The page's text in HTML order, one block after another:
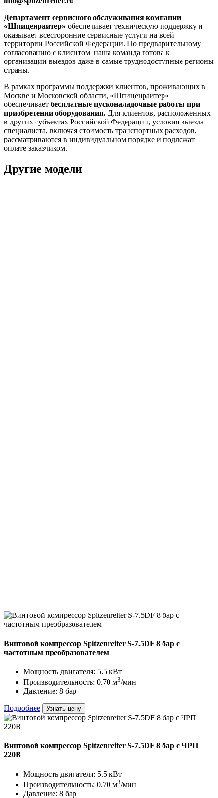
Департамент сервисного обслуживания компании
«Шпиценраитер» обеспечивает техническую поддержку и
оказывает всесторонние сервисные услуги на всей
территории Российской Федерации. По предварительному
согласованию с клиентом, наша команда готова к
организации выездов даже в самые труднодоступные регионы
страны.
В рамках программы поддержки клиентов, проживающих в
Москве и Московской области, «Шпиценраитер»
обеспечивает бесплатные пусконаладочные работы при
приобретении оборудования. Для клиентов, расположенных
в других субъектах Российской Федерации, условия выезда
специалиста, включая стоимость транспортных расходов,
рассматриваются в индивидуальном порядке и подлежат
оплате заказчиком.
Другие модели
Винтовой компрессор Spitzenreiter S-7.5DF 8 бар с
частотным преобразователем
Мощность двигателя: 5.5 кВт
Производительность: 0.70 м3/мин
Давление: 8 бар
Подробнее Узнать цену
Винтовой компрессор Spitzenreiter S-7.5DF 8 бар с ЧРП
220В
Мощность двигателя: 5.5 кВт
Производительность: 0.70 м3/мин
Давление: 8 бар